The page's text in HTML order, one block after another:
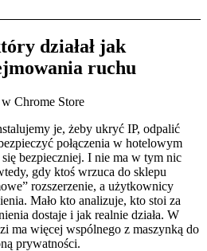
działał jak
ruchu
je, żeby ukryć IP, odpalić
połączenia w hotelowym
bezpieczniej. I nie ma w tym nic
gdy ktoś wrzuca do sklepu
rozszerzenie, a użytkownicy
Mało kto analizuje, kto stoi za
dostaje i jak realnie działa. W
ma więcej wspólnego z maszynką do
prywatności.